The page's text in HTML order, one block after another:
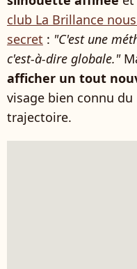
club La Brillance
secret : "C'est une
c'est-à-dire globale."
afficher un tout
visage bien connu
trajectoire.